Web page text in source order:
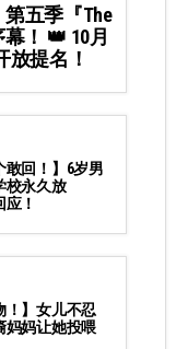
第五季『The
！ 👑 10月
放提名！
敢回！】6岁男
校永久放
！
！】女儿不忍
妈妈让她投喂